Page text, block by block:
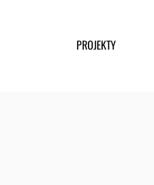
PROJEKTY